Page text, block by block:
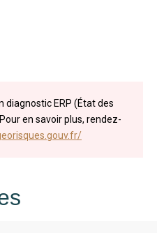
diagnostic ERP (État des
en savoir plus, rendez-